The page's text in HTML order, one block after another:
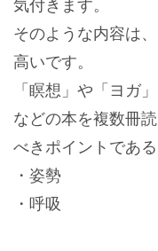
気付きます。
そのような内容は
高いです。
「瞑想」や「ヨガ
などの本を複数冊
べきポイントであ
・姿勢
・呼吸